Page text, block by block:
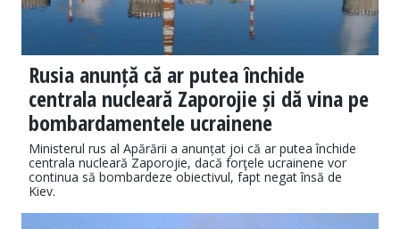
Rusia anunță că ar putea închide
centrala nucleară Zaporojie și dă vina pe
bombardamentele ucrainene
Ministerul rus al Apărării a anunțat joi că ar putea închide
centrala nucleară Zaporojie, dacă forţele ucrainene vor
continua să bombardeze obiectivul, fapt negat însă de
Kiev.